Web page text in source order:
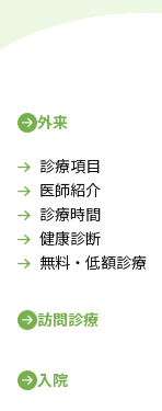
外来
診療項目
医師紹介
診療時間
健康診断
無料・低額診療
訪問診療
入院